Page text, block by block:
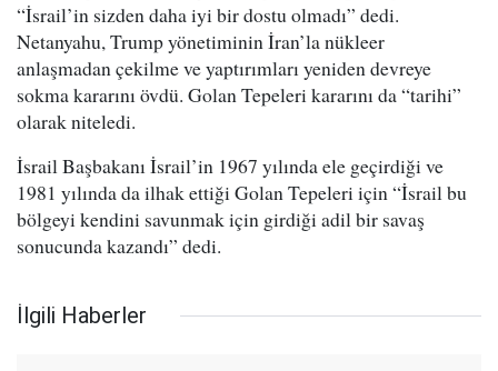
“İsrail’in sizden daha iyi bir dostu olmadı” dedi.
Netanyahu, Trump yönetiminin İran’la nükleer
anlaşmadan çekilme ve yaptırımları yeniden devreye
sokma kararını övdü. Golan Tepeleri kararını da “tarihi”
olarak niteledi.
İsrail Başbakanı İsrail’in 1967 yılında ele geçirdiği ve
1981 yılında da ilhak ettiği Golan Tepeleri için “İsrail bu
bölgeyi kendini savunmak için girdiği adil bir savaş
sonucunda kazandı” dedi.
İlgili Haberler